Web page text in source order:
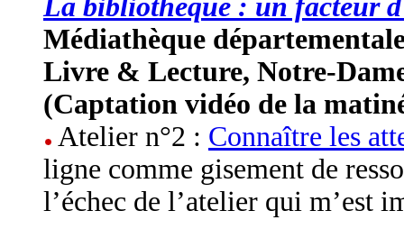
La bibliothèque : un facteur
Médiathèque
Livre & Lecture, Notre-
(Captation vidéo de la
Atelier n°2 : Connaître les
ligne comme gisement de
l’échec de l’atelier qui m’est